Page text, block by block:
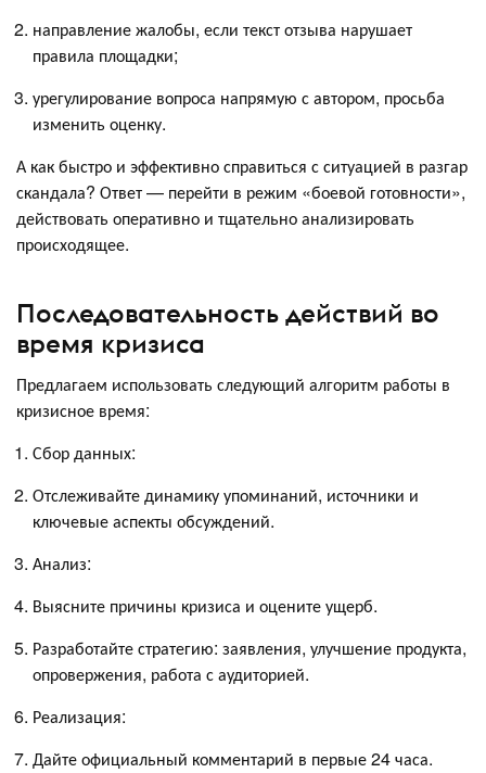
направление жалобы, если текст отзыва нарушает
правила площадки;
урегулирование вопроса напрямую с автором, просьба
изменить оценку.
А как быстро и эффективно справиться с ситуацией в разгар
скандала? Ответ — перейти в режим «боевой готовности»,
действовать оперативно и тщательно анализировать
происходящее.
Последовательность действий во
время кризиса
Предлагаем использовать следующий алгоритм работы в
кризисное время:
Сбор данных:
Отслеживайте динамику упоминаний, источники и
ключевые аспекты обсуждений.
Анализ:
Выясните причины кризиса и оцените ущерб.
Разработайте стратегию: заявления, улучшение продукта,
опровержения, работа с аудиторией.
Реализация:
Дайте официальный комментарий в первые 24 часа.